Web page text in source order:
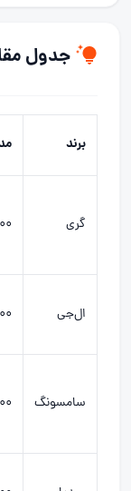
جدول
برند
گری
ال‌جی
سامسونگ